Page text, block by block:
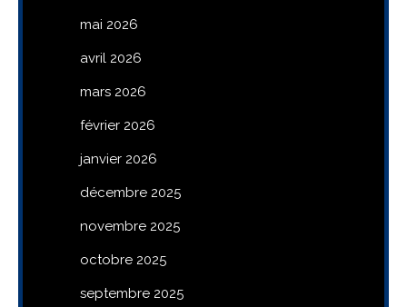
mai 2026
avril 2026
mars 2026
février 2026
janvier 2026
décembre 2025
novembre 2025
octobre 2025
septembre 2025